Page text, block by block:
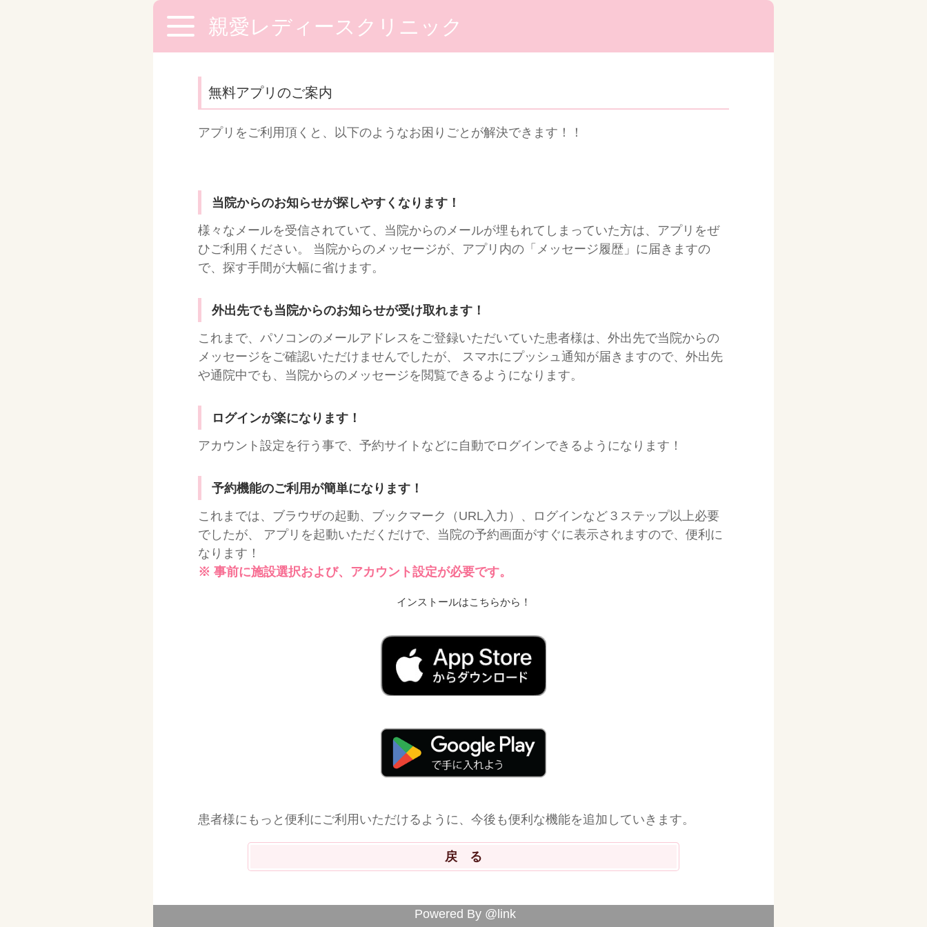
親愛レディースクリニック
無料アプリのご案内
アプリをご利用頂くと、以下のようなお困りごとが解決できます！！
当院からのお知らせが探しやすくなります！
様々なメールを受信されていて、当院からのメールが埋もれてしまっていた方は、アプリをぜ
ひご利用ください。 当院からのメッセージが、アプリ内の「メッセージ履歴」に届きますの
で、探す手間が大幅に省けます。
外出先でも当院からのお知らせが受け取れます！
これまで、パソコンのメールアドレスをご登録いただいていた患者様は、外出先で当院からの
メッセージをご確認いただけませんでしたが、 スマホにプッシュ通知が届きますので、外出先
や通院中でも、当院からのメッセージを閲覧できるようになります。
ログインが楽になります！
アカウント設定を行う事で、予約サイトなどに自動でログインできるようになります！
予約機能のご利用が簡単になります！
これまでは、ブラウザの起動、ブックマーク（URL入力）、ログインなど３ステップ以上必要
でしたが、 アプリを起動いただくだけで、当院の予約画面がすぐに表示されますので、便利に
なります！
※ 事前に施設選択および、アカウント設定が必要です。
インストールはこちらから！
患者様にもっと便利にご利用いただけるように、今後も便利な機能を追加していきます。
Powered By @link